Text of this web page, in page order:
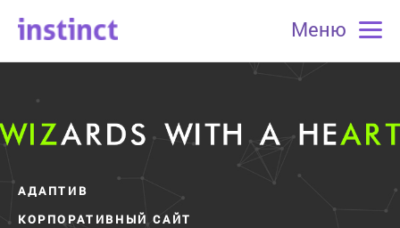
Меню
АДАПТИВ
КОРПОРАТИВНЫЙ САЙТ